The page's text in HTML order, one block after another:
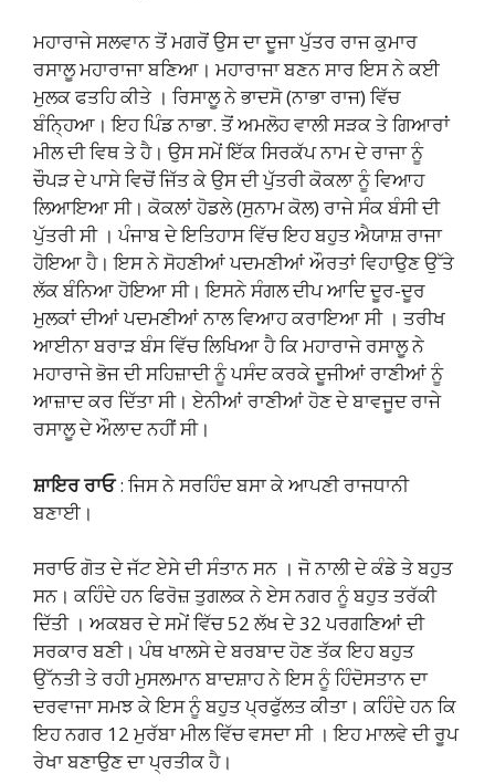
ਮਹਾਰਾਜੇ ਸਲਵਾਨ ਤੋਂ ਮਗਰੋਂ ਉਸ ਦਾ ਦੂਜਾ ਪੁੱਤਰ ਰਾਜ ਕੁਮਾਰ
ਰਸਾਲੂ ਮਹਾਰਾਜਾ ਬਣਿਆ। ਮਹਾਰਾਜਾ ਬਣਨ ਸਾਰ ਇਸ ਨੇ ਕਈ
ਮੁਲਕ ਫਤਹਿ ਕੀਤੇ । ਰਿਸਾਲੂ ਨੇ ਭਾਦਸੋ (ਨਾਭਾ ਰਾਜ) ਵਿੱਚ
ਬੰਨ੍ਹਿਆ। ਇਹ ਪਿੰਡ ਨਾਭਾ. ਤੋਂ ਅਮਲੋਹ ਵਾਲੀ ਸੜਕ ਤੇ ਗਿਆਰਾਂ
ਮੀਲ ਦੀ ਵਿਥ ਤੇ ਹੈ। ਉਸ ਸਮੇਂ ਇੱਕ ਸਿਰਕੱਪ ਨਾਮ ਦੇ ਰਾਜਾ ਨੂੰ
ਚੌਪੜ ਦੇ ਪਾਸੇ ਵਿਚੋਂ ਜਿੱਤ ਕੇ ਉਸ ਦੀ ਪੁੱਤਰੀ ਕੋਕਲਾ ਨੂੰ ਵਿਆਹ
ਲਿਆਇਆ ਸੀ। ਕੋਕਲਾਂ ਹੋਡਲੇ (ਸੁਨਾਮ ਕੋਲ) ਰਾਜੇ ਸੰਕ ਬੰਸੀ ਦੀ
ਪੁੱਤਰੀ ਸੀ । ਪੰਜਾਬ ਦੇ ਇਤਿਹਾਸ ਵਿੱਚ ਇਹ ਬਹੁਤ ਐਯਾਸ਼ ਰਾਜਾ
ਹੋਇਆ ਹੈ। ਇਸ ਨੇ ਸੋਹਣੀਆਂ ਪਦਮਣੀਆਂ ਔਰਤਾਂ ਵਿਹਾਉਣ ਉੱਤੇ
ਲੱਕ ਬੰਨਿਆ ਹੋਇਆ ਸੀ। ਇਸਨੇ ਸੰਗਲ ਦੀਪ ਆਦਿ ਦੂਰ-ਦੂਰ
ਮੁਲਕਾਂ ਦੀਆਂ ਪਦਮਣੀਆਂ ਨਾਲ ਵਿਆਹ ਕਰਾਇਆ ਸੀ । ਤਰੀਖ
ਆਈਨਾ ਬਰਾੜ ਬੰਸ ਵਿੱਚ ਲਿਖਿਆ ਹੈ ਕਿ ਮਹਾਰਾਜੇ ਰਸਾਲੂ ਨੇ
ਮਹਾਰਾਜੇ ਭੋਜ ਦੀ ਸਹਿਜ਼ਾਦੀ ਨੂੰ ਪਸੰਦ ਕਰਕੇ ਦੂਜੀਆਂ ਰਾਣੀਆਂ ਨੂੰ
ਆਜ਼ਾਦ ਕਰ ਦਿੱਤਾ ਸੀ। ਏਨੀਆਂ ਰਾਣੀਆਂ ਹੋਣ ਦੇ ਬਾਵਜੂਦ ਰਾਜੇ
ਰਸਾਲੂ ਦੇ ਔਲਾਦ ਨਹੀਂ ਸੀ।
ਸ਼ਾਇਰ ਰਾਓ: ਜਿਸ ਨੇ ਸਰਹਿੰਦ ਬਸਾ ਕੇ ਆਪਣੀ ਰਾਜਧਾਨੀ
ਬਣਾਈ।
ਸਰਾਓ ਗੋਤ ਦੇ ਜੱਟ ਏਸੇ ਦੀ ਸੰਤਾਨ ਸਨ । ਜੋ ਨਾਲੀ ਦੇ ਕੰਡੇ ਤੇ ਬਹੁਤ
ਸਨ। ਕਹਿੰਦੇ ਹਨ ਫਿਰੋਜ਼ ਤੁਗਲਕ ਨੇ ਏਸ ਨਗਰ ਨੂੰ ਬਹੁਤ ਤਰੱਕੀ
ਦਿੱਤੀ । ਅਕਬਰ ਦੇ ਸਮੇਂ ਵਿੱਚ 52 ਲੱਖ ਦੇ 32 ਪਰਗਣਿਆਂ ਦੀ
ਸਰਕਾਰ ਬਣੀ। ਪੰਥ ਖਾਲਸੇ ਦੇ ਬਰਬਾਦ ਹੋਣ ਤੱਕ ਇਹ ਬਹੁਤ
ਉੱਨਤੀ ਤੇ ਰਹੀ ਮੁਸਲਮਾਨ ਬਾਦਸ਼ਾਹ ਨੇ ਇਸ ਨੂੰ ਹਿੰਦੋਸਤਾਨ ਦਾ
ਦਰਵਾਜਾ ਸਮਝ ਕੇ ਇਸ ਨੂੰ ਬਹੁਤ ਪ੍ਰਫੁੱਲਤ ਕੀਤਾ। ਕਹਿੰਦੇ ਹਨ ਕਿ
ਇਹ ਨਗਰ 12 ਮੁਰੱਬਾ ਮੀਲ ਵਿੱਚ ਵਸਦਾ ਸੀ । ਇਹ ਮਾਲਵੇ ਦੀ ਰੂਪ
ਰੇਖਾ ਬਣਾਉਣ ਦਾ ਪ੍ਰਤੀਕ ਹੈ।